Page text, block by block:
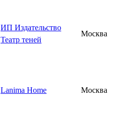
ИП Издательство
Театр теней
Москва
Lanima Home Москва